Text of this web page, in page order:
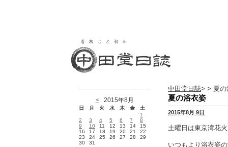
中田堂日誌> > 夏の
夏の浴衣姿
2015年8月 9日
土曜日は東京湾花
いつもより浴衣姿
<2015年8月
日 月 火 水 木 金
土
1
2
3 4 5 6 7
8
9
10 11 12 13 14
15
16
17 18 19 20 21
22
23
24 25 26 27 28
29
30
31